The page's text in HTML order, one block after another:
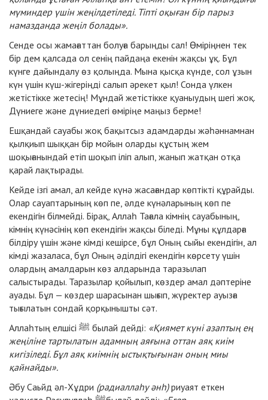
мүминдер үшін жеңілдетіледі. Тіпті оқыған бір парыз
намазданда жеңіл болады».
Сенде осы жамағаттан болуға барыңды сал! Өміріңнен тек
бір дем қалсада ол сенің пайдаңа екенін жақсы ұқ. Бұл
күнге дайындалу өз қолыңда. Мына қысқа күнде, сол ұзын
күн үшін күш-жігеріңді салып әрекет қыл! Сонда үлкен
жетістікке жетесің! Мұндай жетістікке қуаныудың шегі жоқ.
Дүниеге және дүниедегі өміріңе маңыз берме!
Ешқандай сауабы жоқ бақытсыз адамдарды жәһәннамнан
қылқиып шыққан бір мойын оларды құстың жем
шоқығанындай етіп шоқып іліп алып, жанып жатқан отқа
қарай лақтырады.
Кейде ізгі амал, ал кейде күнә жасағандар көптікті құрайды.
Олар сауаптарының көп пе, әлде күнәларының көп пе
екендігін білмейді. Бірақ, Аллаһ Тағала кімнің сауабының,
кімнің күнәсінің көп екендігін жақсы біледі. Мұны құлдарға
білдіру үшін және кімді кешірсе, бұл Оның сыйы екендігін, ал
кімді жазаласа, бұл Оның әділдігі екендігін көрсету үшін
олардың амалдарын көз алдарында таразылап
салыстырады. Таразылар қойылып, көздер амал дәптеріне
ауады. Бұл — көздер шарасынан шығып, жүректер ауызға
тығылатын сондай қорқынышты сәт.
Аллаһтың елшісі ﷺ былай дейді: «Қиямет күні азаптың ең
жеңіліне тартылатын адамның аяғына оттан аяқ киім
кигізіледі. Бұл аяқ киімнің ыстықтығынан оның миы
қайнайды».
Әбу Саьйд әл-Хұдри (радиаллаһу әнһ)риуаят еткен